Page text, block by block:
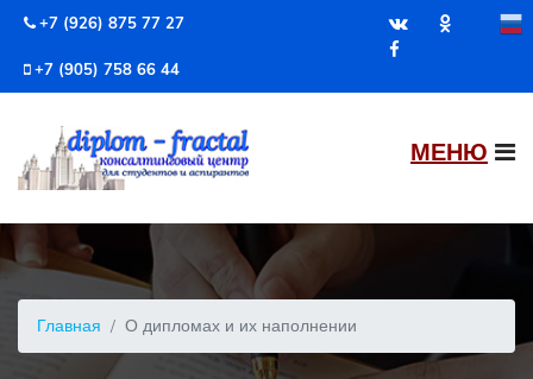
+7 (926) 875 77 27
+7 (905) 758 66 44
Главная О дипломах и их наполнении